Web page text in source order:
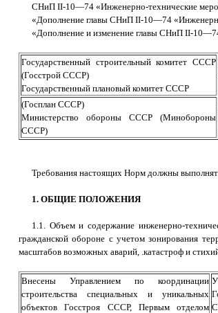
СНиП II-10—74 «Инженерно-технические
«Дополнение главы СНиП II-10—74
«Дополнение и изменение главы СНиП II-
Государственный строительный комитет СССР
(Госстрой СССР)
Государственный плановый комитет СССР
(Госплан СССР)
Министерство обороны СССР (Минобороны
СССР)
Требования настоящих Норм должны
1. ОБЩИЕ ПОЛОЖЕНИЯ
1.1. Объем и содержание инженерно-
гражданской обороне с учетом зонирования
масштабов возможных аварий, .катастроф и
Внесены Управлением по координации
строительства специальных и уникальных
объектов Госстроя СССР, Первым отделом